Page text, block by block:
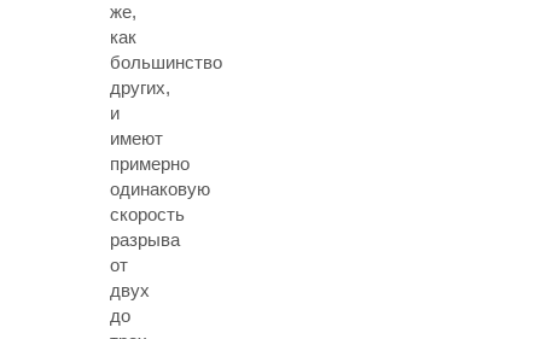
же,
как
большинство
других,
и
имеют
примерно
одинаковую
скорость
разрыва
от
двух
до